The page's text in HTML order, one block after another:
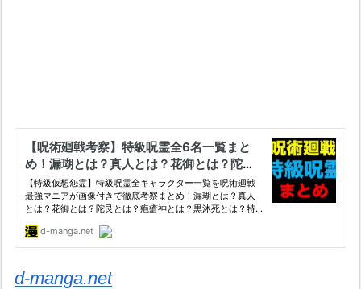
d-manga.net